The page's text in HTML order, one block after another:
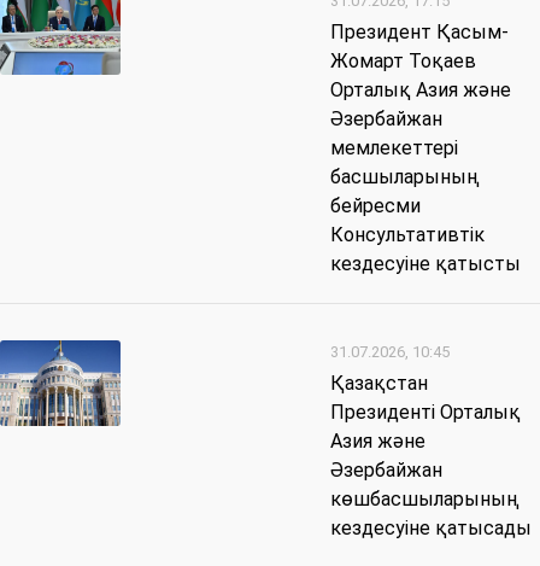
Президент Қасым-
Жомарт Тоқаев
Орталық Азия және
Әзербайжан
мемлекеттері
басшыларының
бейресми
Консультативтік
кездесуіне қатысты
31.07.2026, 10:45
Қазақстан
Президенті Орталық
Азия және
Әзербайжан
көшбасшыларының
кездесуіне қатысады